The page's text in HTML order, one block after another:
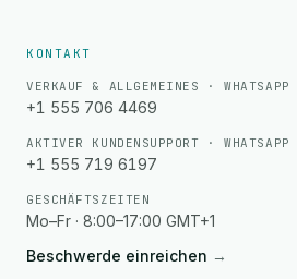
KONTAKT
VERKAUF & ALLGEMEINES · WHATSAPP
+1 555 706 4469
AKTIVER KUNDENSUPPORT · WHATSAPP
+1 555 719 6197
GESCHÄFTSZEITEN
Mo–Fr · 8:00–17:00 GMT+1
Beschwerde einreichen →